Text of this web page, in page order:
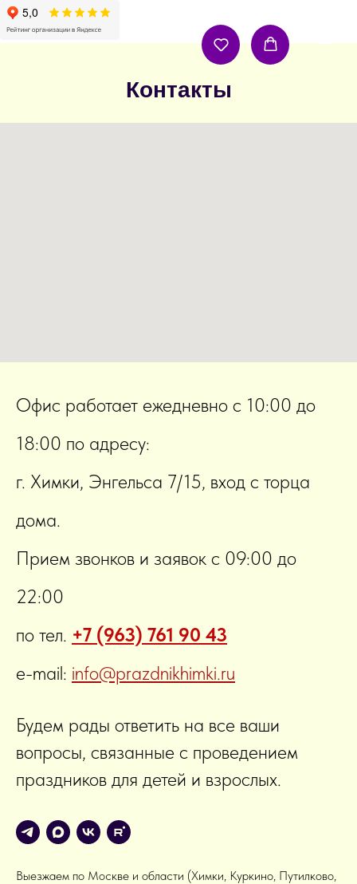
Контакты
Офис работает ежедневно с 10:00 до
18:00 по адресу:
г. Химки, Энгельса 7/15, вход с торца
дома.
Прием звонков и заявок с 09:00 до
22:00
по тел. +7 (963) 761 90 43
e-mail: info@prazdnikhimki.ru
Будем рады ответить на все ваши
вопросы, связанные с проведением
праздников для детей и взрослых.
Выезжаем по Москве и области (Химки, Куркино, Путилково,